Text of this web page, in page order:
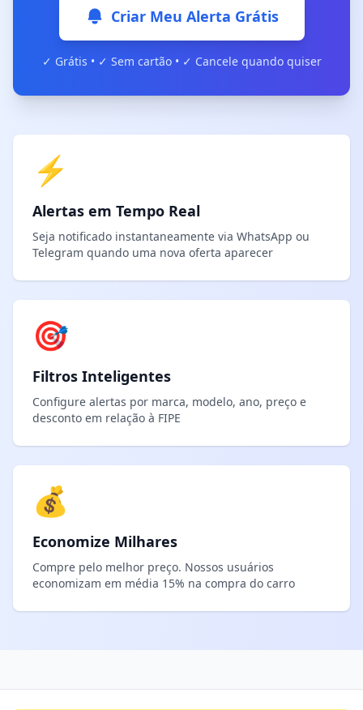
Criar Meu Alerta Grátis
✓ Grátis • ✓ Sem cartão • ✓ Cancele quando quiser
⚡
Alertas em Tempo Real
Seja notificado instantaneamente via WhatsApp ou
Telegram quando uma nova oferta aparecer
🎯
Filtros Inteligentes
Configure alertas por marca, modelo, ano, preço e
desconto em relação à FIPE
💰
Economize Milhares
Compre pelo melhor preço. Nossos usuários
economizam em média 15% na compra do carro